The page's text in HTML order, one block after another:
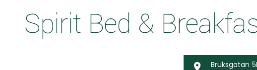
Spirit Bed &
Bruksgatan